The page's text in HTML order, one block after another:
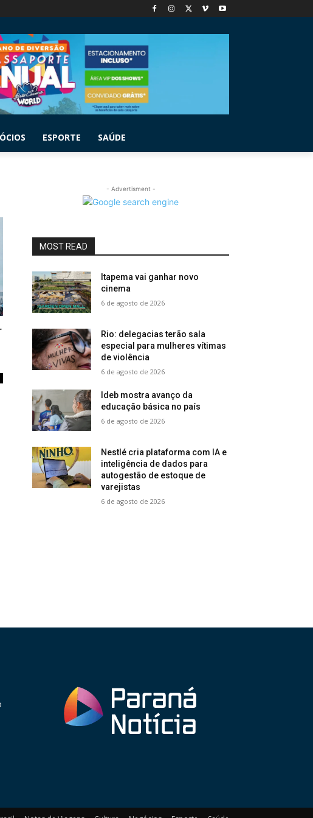
ESPORTE SAÚDE
- Advertisment -
MOST READ
Itapema vai ganhar novo
cinema
6 de agosto de 2026
Rio: delegacias terão sala
especial para mulheres vítimas
de violência
6 de agosto de 2026
Ideb mostra avanço da
educação básica no país
6 de agosto de 2026
Nestlé cria plataforma com IA e
inteligência de dados para
autogestão de estoque de
varejistas
6 de agosto de 2026